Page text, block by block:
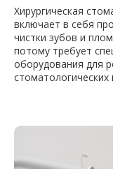
Хирургическая
включает в себя
чистки зубов и
потому требует
оборудования для